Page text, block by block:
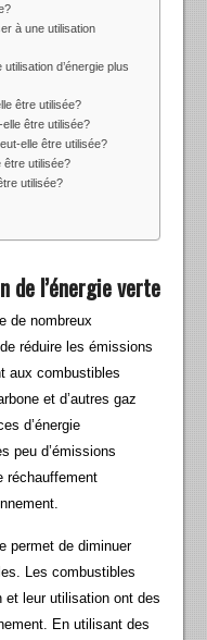
à une utilisation
d’énergie plus
être utilisée?
elle être utilisée?
elle être utilisée?
être utilisée?
utilisée?
de l’énergie verte
de nombreux
réduire les émissions
aux combustibles
et d’autres gaz
d’énergie
peu d’émissions
réchauffement
permet de diminuer
Les combustibles
leur utilisation ont des
En utilisant des